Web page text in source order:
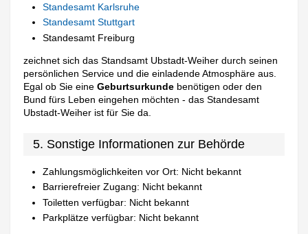
Standesamt Karlsruhe
Standesamt Stuttgart
Standesamt Freiburg
zeichnet sich das Standsamt Ubstadt-Weiher durch seinen
persönlichen Service und die einladende Atmosphäre aus.
Egal ob Sie eineGeburtsurkunde benötigen oder den
Bund fürs Leben eingehen möchten - das Standesamt
Ubstadt-Weiher ist für Sie da.
5. Sonstige Informationen zur Behörde
Zahlungsmöglichkeiten vor Ort: Nicht bekannt
Barrierefreier Zugang: Nicht bekannt
Toiletten verfügbar: Nicht bekannt
Parkplätze verfügbar: Nicht bekannt